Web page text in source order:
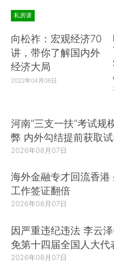
私房课
向松祚：宏观经济70
讲，带你了解国内外
经济大局
2022年04月06日
河南“三支一扶”考试规
弊 内外勾结提前获取
2026年08月07日
海外金融专才回流香港
工作签证翻倍
2026年08月07日
因严重违纪违法 李云
免第十四届全国人大代
2026年08月07日